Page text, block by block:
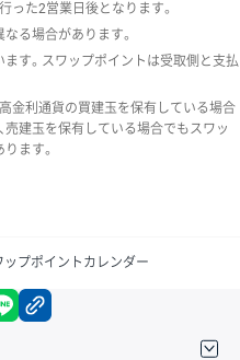
った2営業日後となります。
る場合があります。
す。スワップポイントは受取側と支払
金利通貨の買建玉を保有している場合
売建玉を保有している場合でもスワッ
ます。
ップポイントカレンダー
facebook